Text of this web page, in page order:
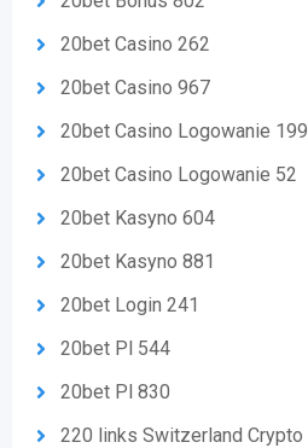
20bet Casino 262
20bet Casino 967
20bet Casino Logowanie 199
20bet Casino Logowanie 52
20bet Kasyno 604
20bet Kasyno 881
20bet Login 241
20bet Pl 544
20bet Pl 830
220 links Switzerland Crypto